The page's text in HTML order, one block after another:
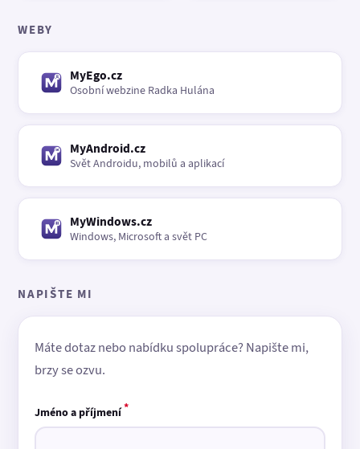
WEBY
MyEgo.cz
Osobní webzine Radka Hulána
MyAndroid.cz
Svět Androidu, mobilů a aplikací
MyWindows.cz
Windows, Microsoft a svět PC
NAPIŠTE MI
Máte dotaz nebo nabídku spolupráce? Napište mi,
brzy se ozvu.
Jméno a příjmení*